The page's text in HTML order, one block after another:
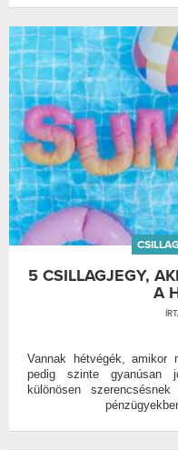
5 CSILLAGJEGY,
A
Vannak hétvégék, amikor
pedig szinte gyanúsan
különösen